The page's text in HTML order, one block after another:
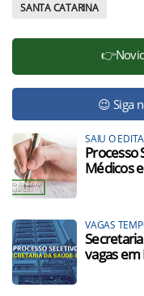
SANTA CATARINA
😉 Siga
SAIU O
Processo
Médicos
VAGAS
vagas